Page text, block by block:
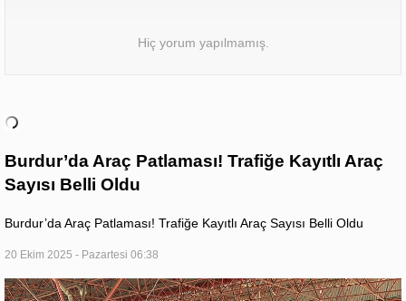
Hiç yorum yapılmamış.
Burdur’da Araç Patlaması! Trafiğe Kayıtlı Araç
Sayısı Belli Oldu
Burdur’da Araç Patlaması! Trafiğe Kayıtlı Araç Sayısı Belli Oldu
20 Ekim 2025 - Pazartesi 06:38